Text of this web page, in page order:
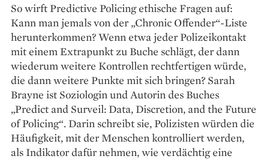
So wirft Predictive Policing ethische Fragen auf:
Kann man jemals von der „Chronic Offender“-Liste
herunterkommen? Wenn etwa jeder Polizeikontakt
mit einem Extrapunkt zu Buche schlägt, der dann
wiederum weitere Kontrollen rechtfertigen würde,
die dann weitere Punkte mit sich bringen? Sarah
Brayne ist Soziologin und Autorin des Buches
„Predict and Surveil: Data, Discretion, and the Future
of Policing“. Darin schreibt sie, Polizisten würden die
Häufigkeit, mit der Menschen kontrolliert werden,
als Indikator dafür nehmen, wie verdächtig eine